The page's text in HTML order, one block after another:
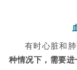
有时心脏和
种情况下，需要进